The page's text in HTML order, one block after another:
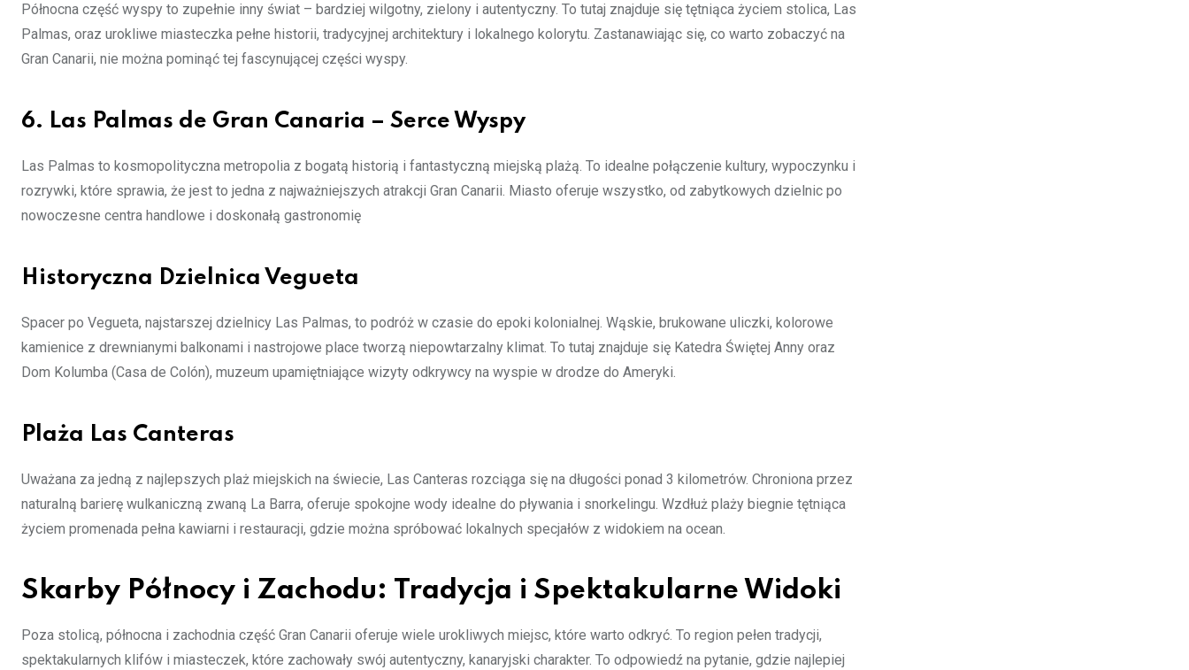
Północna część wyspy to zupełnie inny świat – bardziej wilgotny, zielony i autentyczny. To tutaj znajduje się tętniąca życiem stolica, Las
Palmas, oraz urokliwe miasteczka pełne historii, tradycyjnej architektury i lokalnego kolorytu. Zastanawiając się, co warto zobaczyć na
Gran Canarii, nie można pominąć tej fascynującej części wyspy.
6. Las Palmas de Gran Canaria – Serce Wyspy
Las Palmas to kosmopolityczna metropolia z bogatą historią i fantastyczną miejską plażą. To idealne połączenie kultury, wypoczynku i
rozrywki, które sprawia, że jest to jedna z najważniejszych atrakcji Gran Canarii. Miasto oferuje wszystko, od zabytkowych dzielnic po
nowoczesne centra handlowe i doskonałą gastronomię
Historyczna Dzielnica Vegueta
Spacer po Vegueta, najstarszej dzielnicy Las Palmas, to podróż w czasie do epoki kolonialnej. Wąskie, brukowane uliczki, kolorowe
kamienice z drewnianymi balkonami i nastrojowe place tworzą niepowtarzalny klimat. To tutaj znajduje się Katedra Świętej Anny oraz
Dom Kolumba (Casa de Colón), muzeum upamiętniające wizyty odkrywcy na wyspie w drodze do Ameryki.
Plaża Las Canteras
Uważana za jedną z najlepszych plaż miejskich na świecie, Las Canteras rozciąga się na długości ponad 3 kilometrów. Chroniona przez
naturalną barierę wulkaniczną zwaną La Barra, oferuje spokojne wody idealne do pływania i snorkelingu. Wzdłuż plaży biegnie tętniąca
życiem promenada pełna kawiarni i restauracji, gdzie można spróbować lokalnych specjałów z widokiem na ocean.
Skarby Północy i Zachodu: Tradycja i Spektakularne Widoki
Poza stolicą, północna i zachodnia część Gran Canarii oferuje wiele urokliwych miejsc, które warto odkryć. To region pełen tradycji,
spektakularnych klifów i miasteczek, które zachowały swój autentyczny, kanaryjski charakter. To odpowiedź na pytanie, gdzie najlepiej